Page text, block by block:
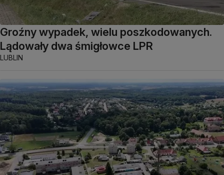
Groźny wypadek, wielu poszkodowanych.
Lądowały dwa śmigłowce LPR
LUBLIN